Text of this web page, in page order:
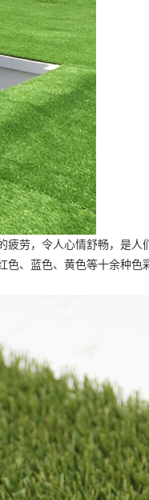
劳，令人心情舒畅，是人
、蓝色、黄色等十余种